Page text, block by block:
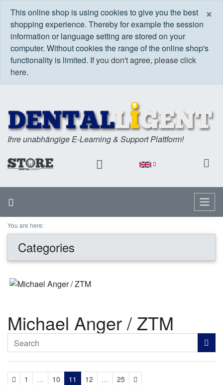
×
This online shop is using cookies to give you the best
shopping experience. Thereby for example the session
information or language setting are stored on your
computer. Without cookies the range of the online shop's
functionality is limited. If you don't agree, please click
here.
Ihre unabhängige E-Learning & Support Plattform!
Menu
You are here:
Categories
Michael Anger / ZTM
Previous
1 … 10 11 12 … 25